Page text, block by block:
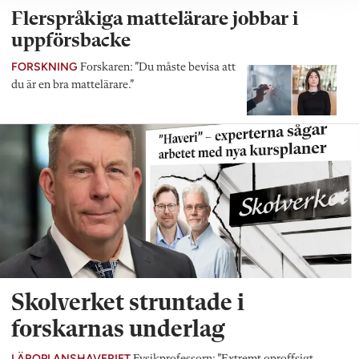
Flerspråkiga mattelärare jobbar i
uppförsbacke
FORSKNING Forskaren: ”Du måste bevisa att
du är en bra mattelärare.”
Skolverket struntade i
forskarnas underlag